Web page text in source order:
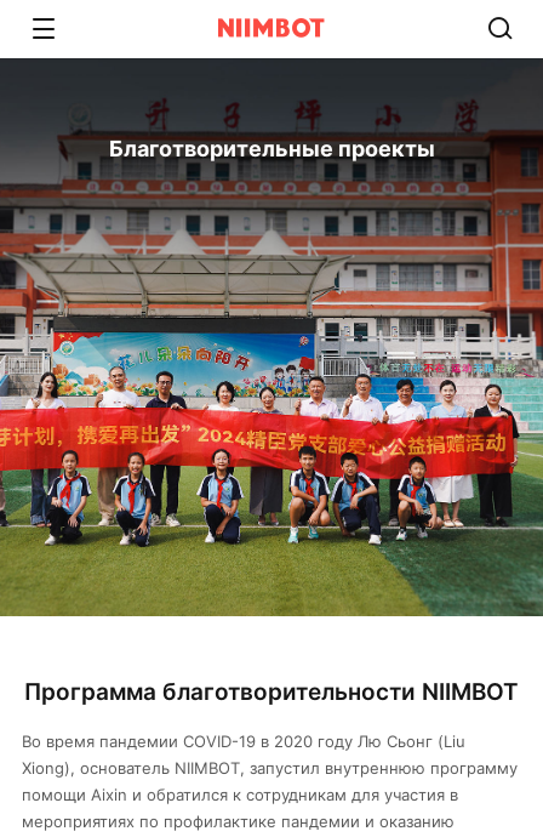
Благотворительные проекты​
Программа благотворительности NIIMBOT
Во время пандемии COVID-19 в 2020 году Лю Сьонг (Liu
Xiong), основатель NIIMBOT, запустил внутреннюю программу
помощи Aixin и обратился к сотрудникам для участия в
мероприятиях по профилактике пандемии и оказанию